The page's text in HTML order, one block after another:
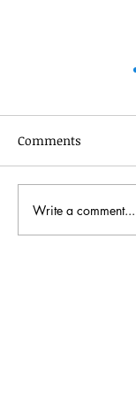
創品米作：
#03 另類學
Comments
Write a comment...